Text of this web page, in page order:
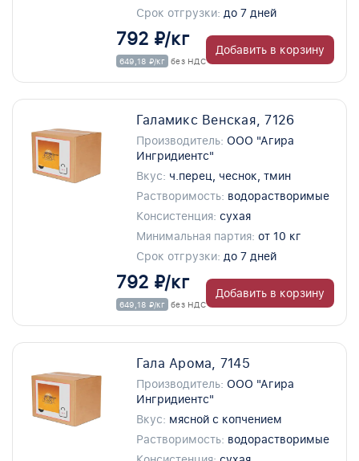
Срок отгрузки: до 7 дней
792 ₽/кг
649,18 ₽/кг без НДС
Добавить в корзину
Галамикс Венская, 7126
Производитель: ООО "Агира
Ингридиентс"
Вкус: ч.перец, чеснок, тмин
Растворимость: водорастворимые
Консистенция: сухая
Минимальная партия: от 10 кг
Срок отгрузки: до 7 дней
792 ₽/кг
649,18 ₽/кг без НДС
Добавить в корзину
Гала Арома, 7145
Производитель: ООО "Агира
Ингридиентс"
Вкус: мясной с копчением
Растворимость: водорастворимые